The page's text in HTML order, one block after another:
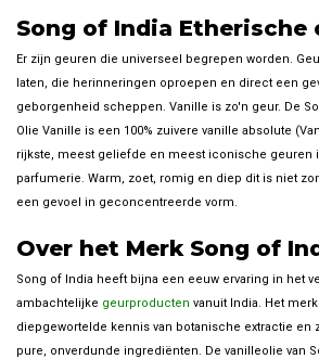
Song of India Etherische
Er zijn geuren die universeel begrepen worden.
laten, die herinneringen oproepen en direct een
geborgenheid scheppen. Vanille is zo'n geur. De
Olie Vanille is een 100% zuivere vanille absolute
rijkste, meest geliefde en meest iconische geuren
parfumerie. Warm, zoet, romig en diep dit is niet
een gevoel in geconcentreerde vorm.
Over het Merk Song of
Song of India heeft bijna een eeuw ervaring in het
ambachtelijke geurproducten vanuit India. Het
diepgewortelde kennis van botanische extractie en
pure, onverdunde ingrediënten. De vanilleolie van